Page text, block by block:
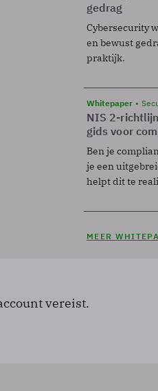
gedrag
Cybersecurity
en bewust
praktijk.
Whitepaper
NIS 2-
gids voor
Ben je
je een
helpt dit te
MEER
vereist.